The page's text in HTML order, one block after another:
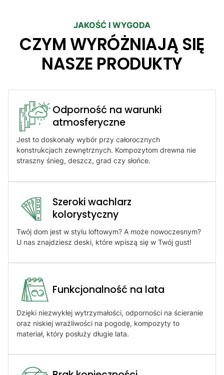
JAKOŚĆ I WYGODA
CZYM WYRÓŻNIAJĄ SIĘ
NASZE PRODUKTY
Odporność na warunki
atmosferyczne​
Jest to doskonały wybór przy całorocznych
konstrukcjach zewnętrznych. Kompozytom drewna nie
straszny śnieg, deszcz, grad czy słońce.
Szeroki wachlarz
kolorystyczny
Twój dom jest w stylu loftowym? A może nowoczesnym?
U nas znajdziesz deski, które wpiszą się w Twój gust!
Funkcjonalność na lata
Dzięki niezwykłej wytrzymałości, odporności na ścieranie
oraz niskiej wrażliwości na pogodę, kompozyty to
materiał, który posłuży długie lata.